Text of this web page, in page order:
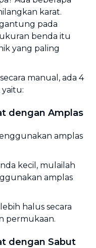
karat.
pada
benda itu
yang paling
manual, ada 4
dengan Amplas
amplas
kecil, mulailah
amplas
halus secara
permukaan.
dengan Sabut